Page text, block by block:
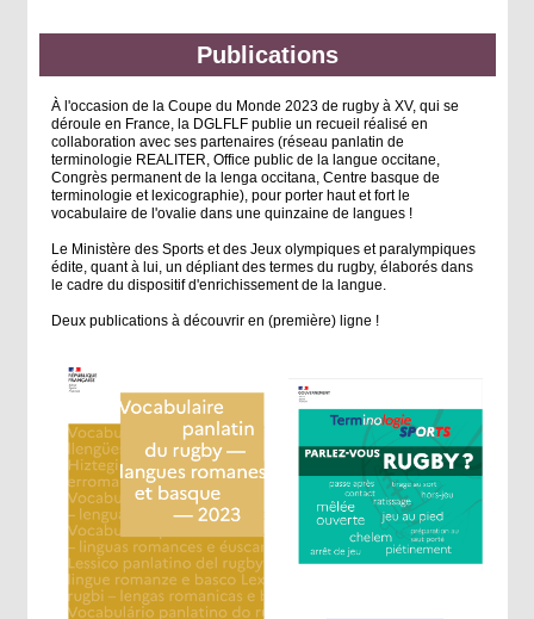
Publications
À l'occasion de la Coupe du Monde 2023 de rugby à XV, qui se
déroule en France, la DGLFLF publie un recueil réalisé en
collaboration avec ses partenaires (réseau panlatin de
terminologie REALITER, Office public de la langue occitane,
Congrès permanent de la lenga occitana, Centre basque de
terminologie et lexicographie), pour porter haut et fort le
vocabulaire de l'ovalie dans une quinzaine de langues !
Le Ministère des Sports et des Jeux olympiques et paralympiques
édite, quant à lui, un dépliant des termes du rugby, élaborés dans
le cadre du dispositif d'enrichissement de la langue.
Deux publications à découvrir en (première) ligne !